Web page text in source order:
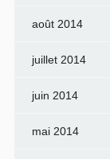
août 2014
juillet 2014
juin 2014
mai 2014